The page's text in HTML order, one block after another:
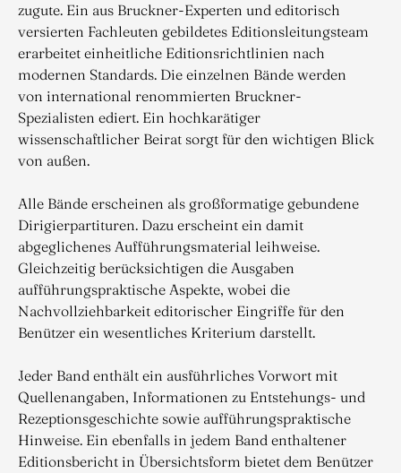
zugute. Ein aus Bruckner-Experten und editorisch
versierten Fachleuten gebildetes Editionsleitungsteam
erarbeitet einheitliche Editionsrichtlinien nach
modernen Standards. Die einzelnen Bände werden
von international renommierten Bruckner-
Spezialisten ediert. Ein hochkarätiger
wissenschaftlicher Beirat sorgt für den wichtigen Blick
von außen.
Alle Bände erscheinen als großformatige gebundene
Dirigierpartituren. Dazu erscheint ein damit
abgeglichenes Aufführungsmaterial leihweise.
Gleichzeitig berücksichtigen die Ausgaben
aufführungspraktische Aspekte, wobei die
Nachvollziehbarkeit editorischer Eingriffe für den
Benützer ein wesentliches Kriterium darstellt.
Jeder Band enthält ein ausführliches Vorwort mit
Quellenangaben, Informationen zu Entstehungs- und
Rezeptionsgeschichte sowie aufführungspraktische
Hinweise. Ein ebenfalls in jedem Band enthaltener
Editionsbericht in Übersichtsform bietet dem Benützer